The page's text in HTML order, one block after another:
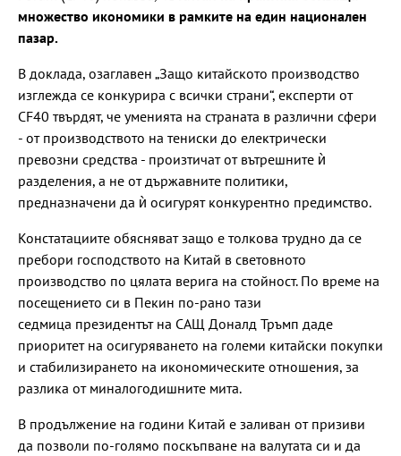
множество икономики в рамките на един национален
пазар.
В доклада, озаглавен „Защо китайското производство
изглежда се конкурира с всички страни“, експерти от
CF40 твърдят, че уменията на страната в различни сфери
- от производството на тениски до електрически
превозни средства - произтичат от вътрешните ѝ
разделения, а не от държавните политики,
предназначени да ѝ осигурят конкурентно предимство.
Констатациите обясняват защо е толкова трудно да се
пребори господството на Китай в световното
производство по цялата верига на стойност. По време на
посещението си в Пекин по-рано тази
седмица президентът на САЩ Доналд Тръмп даде
приоритет на осигуряването на големи китайски покупки
и стабилизирането на икономическите отношения, за
разлика от миналогодишните мита.
В продължение на години Китай е заливан от призиви
да позволи по-голямо поскъпване на валутата си и да